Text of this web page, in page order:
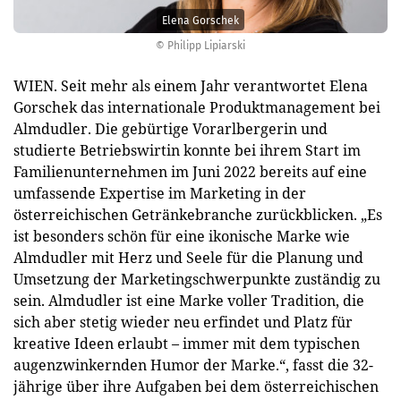
© Philipp Lipiarski
Elena Gorschek
WIEN. Seit mehr als einem Jahr verantwortet Elena
Gorschek das internationale Produktmanagement bei
Almdudler. Die gebürtige Vorarlbergerin und
studierte Betriebswirtin konnte bei ihrem Start im
Familienunternehmen im Juni 2022 bereits auf eine
umfassende Expertise im Marketing in der
österreichischen Getränkebranche zurückblicken. „Es
ist besonders schön für eine ikonische Marke wie
Almdudler mit Herz und Seele für die Planung und
Umsetzung der Marketingschwerpunkte zuständig zu
sein. Almdudler ist eine Marke voller Tradition, die
sich aber stetig wieder neu erfindet und Platz für
kreative Ideen erlaubt – immer mit dem typischen
augenzwinkernden Humor der Marke.“, fasst die 32-
jährige über ihre Aufgaben bei dem österreichischen